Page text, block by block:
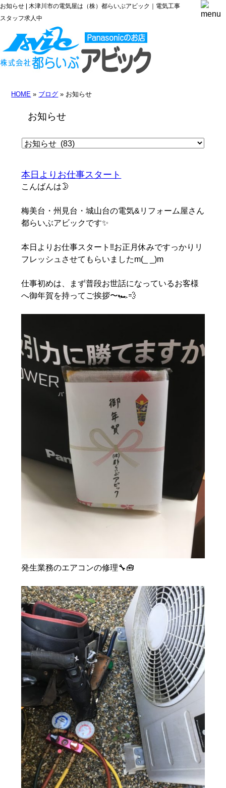
お知らせ | 木津川市の電気屋は（株）都らいぶアビック｜電気工事
スタッフ求人中
HOME » ブログ » お知らせ
お知らせ
本日よりお仕事スタート
こんばんは🌛
梅美台・州見台・城山台の電気&リフォーム屋さん
都らいぶアビックです✨
本日よりお仕事スタート‼️お正月休みですっかりリ
フレッシュさせてもらいましたm(_ _)m
仕事初めは、まず普段お世話になっているお客様
へ御年賀を持ってご挨拶〜🏎💨
発生業務のエアコンの修理🔧🧰